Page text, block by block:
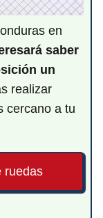
en
saber
un
realizar
cercano a tu
ruedas